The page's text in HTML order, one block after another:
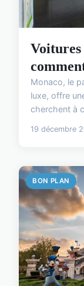
Voitures
Monaco, le
luxe, offre
cherchent à
19 décembre
BON PLAN